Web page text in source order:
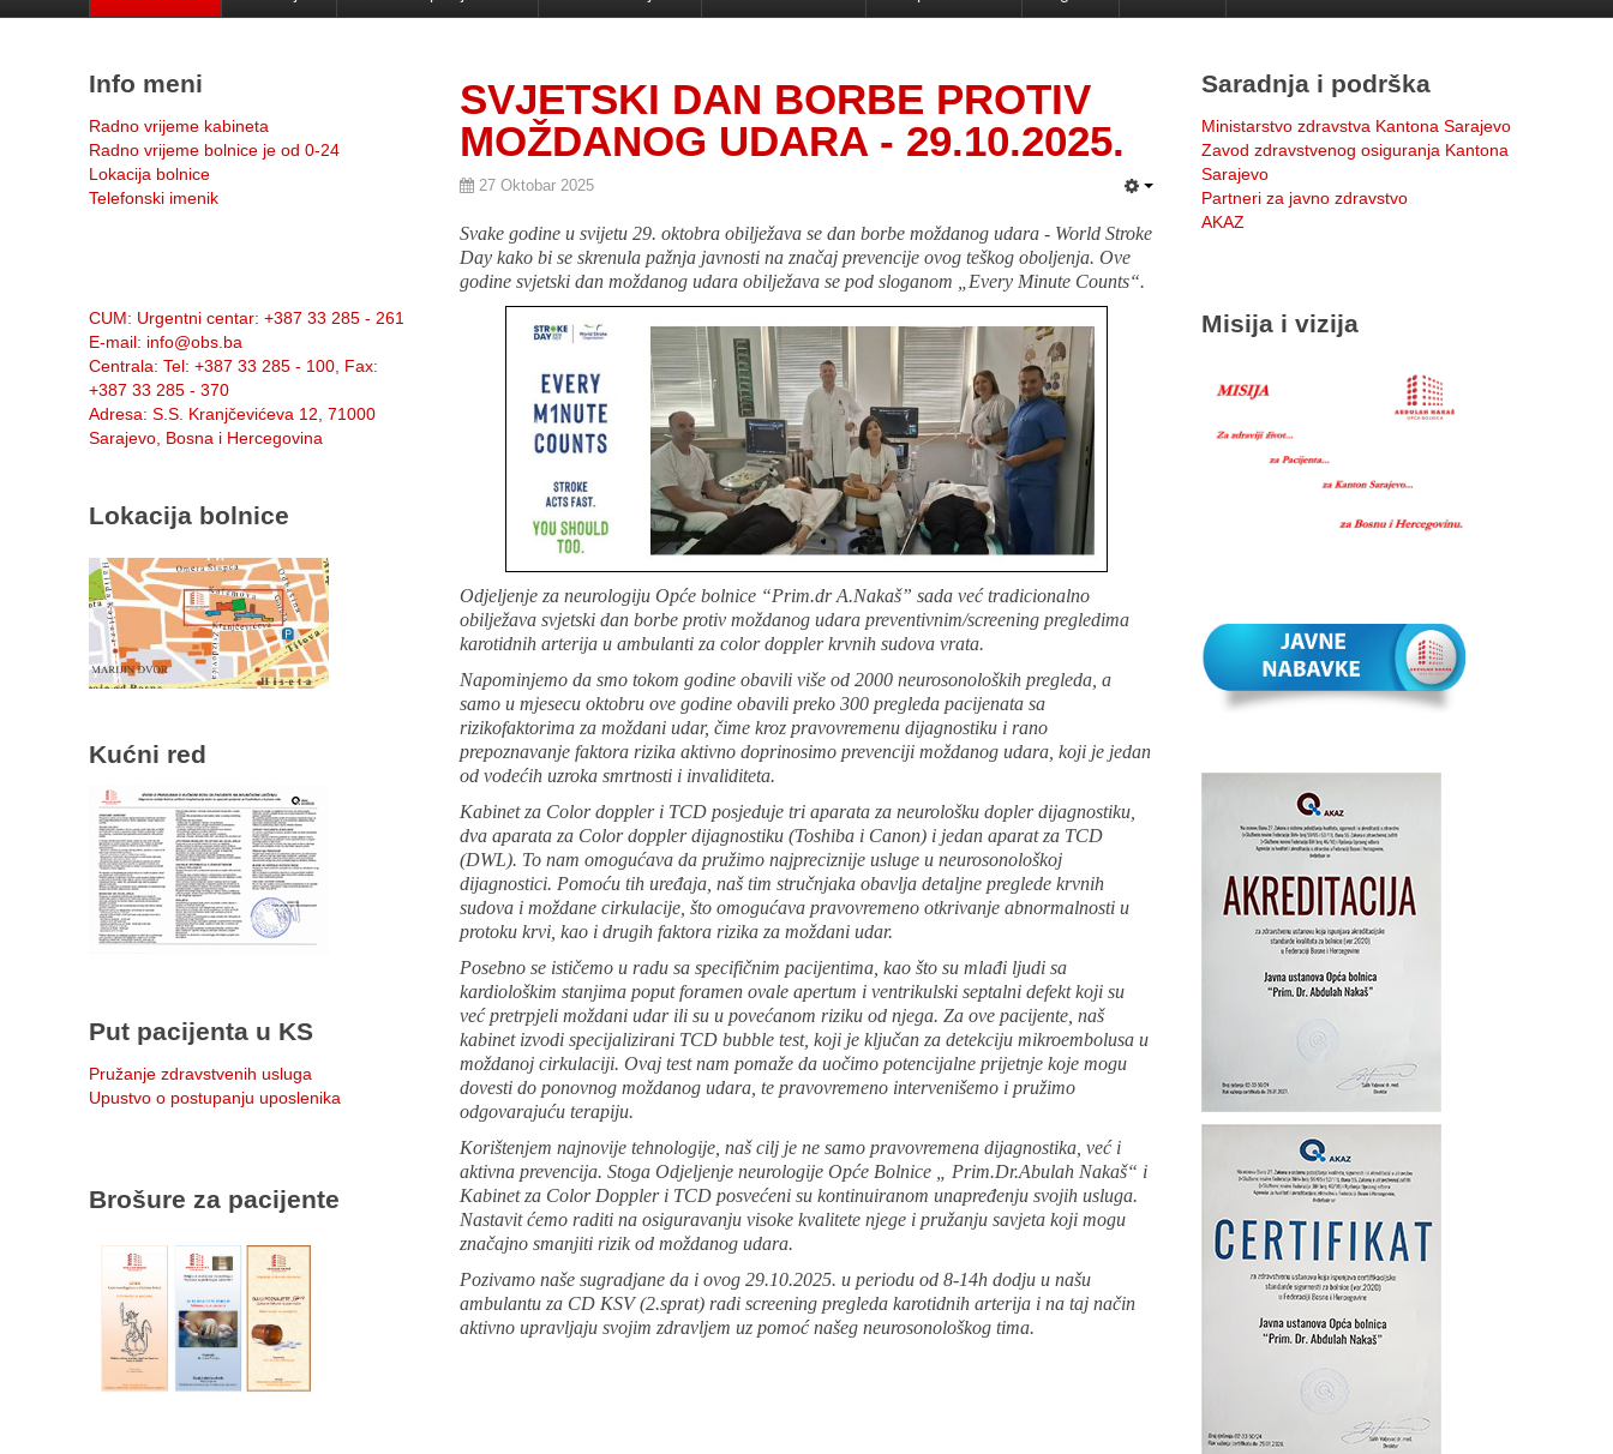
SVJETSKI DAN BORBE PROTIV
MOŽDANOG UDARA - 29.10.2025.
27 Oktobar 2025
Svake godine u svijetu 29. oktobra obilježava se dan borbe moždanog udara - World Stroke
Day kako bi se skrenula pažnja javnosti na značaj prevencije ovog teškog oboljenja. Ove
godine svjetski dan moždanog udara obilježava se pod sloganom „Every Minute Counts“.
Odjeljenje za neurologiju Opće bolnice “Prim.dr A.Nakaš” sada već tradicionalno
obilježava svjetski dan borbe protiv moždanog udara preventivnim/screening pregledima
karotidnih arterija u ambulanti za color doppler krvnih sudova vrata.
Napominjemo da smo tokom godine obavili više od 2000 neurosonoloških pregleda, a
samo u mjesecu oktobru ove godine obavili preko 300 pregleda pacijenata sa
rizikofaktorima za moždani udar, čime kroz pravovremenu dijagnostiku i rano
prepoznavanje faktora rizika aktivno doprinosimo prevenciji moždanog udara, koji je jedan
od vodećih uzroka smrtnosti i invaliditeta.
Kabinet za Color doppler i TCD posjeduje tri aparata za neurološku dopler dijagnostiku,
dva aparata za Color doppler dijagnostiku (Toshiba i Canon) i jedan aparat za TCD
(DWL). To nam omogućava da pružimo najpreciznije usluge u neurosonološkoj
dijagnostici. Pomoću tih uređaja, naš tim stručnjaka obavlja detaljne preglede krvnih
sudova i moždane cirkulacije, što omogućava pravovremeno otkrivanje abnormalnosti u
protoku krvi, kao i drugih faktora rizika za moždani udar.
Posebno se ističemo u radu sa specifičnim pacijentima, kao što su mlađi ljudi sa
kardiološkim stanjima poput foramen ovale apertum i ventrikulski septalni defekt koji su
već pretrpjeli moždani udar ili su u povećanom riziku od njega. Za ove pacijente, naš
kabinet izvodi specijalizirani TCD bubble test, koji je ključan za detekciju mikroembolusa u
moždanoj cirkulaciji. Ovaj test nam pomaže da uočimo potencijalne prijetnje koje mogu
dovesti do ponovnog moždanog udara, te pravovremeno intervenišemo i pružimo
odgovarajuću terapiju.
Korištenjem najnovije tehnologije, naš cilj je ne samo pravovremena dijagnostika, već i
aktivna prevencija. Stoga Odjeljenje neurologije Opće Bolnice „ Prim.Dr.Abulah Nakaš“ i
Kabinet za Color Doppler i TCD posvećeni su kontinuiranom unapređenju svojih usluga.
Nastavit ćemo raditi na osiguravanju visoke kvalitete njege i pružanju savjeta koji mogu
značajno smanjiti rizik od moždanog udara.
Pozivamo naše sugradjane da i ovog 29.10.2025. u periodu od 8-14h dodju u našu
ambulantu za CD KSV (2.sprat) radi screening pregleda karotidnih arterija i na taj način
aktivno upravljaju svojim zdravljem uz pomoć našeg neurosonološkog tima.
Info meni
Radno vrijeme kabineta
Radno vrijeme bolnice je od 0-24
Lokacija bolnice
Telefonski imenik
CUM: Urgentni centar: +387 33 285 - 261
E-mail: info@obs.ba
Centrala: Tel: +387 33 285 - 100, Fax:
+387 33 285 - 370
Adresa: S.S. Kranjčevićeva 12, 71000
Sarajevo, Bosna i Hercegovina
Lokacija bolnice
Kućni red
Put pacijenta u KS
Pružanje zdravstvenih usluga
Upustvo o postupanju uposlenika
Brošure za pacijente
Saradnja i podrška
Ministarstvo zdravstva Kantona Sarajevo
Zavod zdravstvenog osiguranja Kantona
Sarajevo
Partneri za javno zdravstvo
AKAZ
Misija i vizija